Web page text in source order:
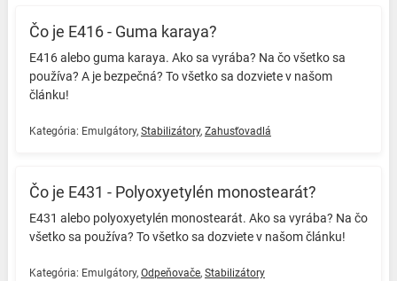
Čo je E416 - Guma karaya?
E416 alebo guma karaya. Ako sa vyrába? Na čo všetko sa
používa? A je bezpečná? To všetko sa dozviete v našom
článku! ️
Kategória: Emulgátory, Stabilizátory, Zahusťovadlá
Čo je E431 - Polyoxyetylén monostearát?
E431 alebo polyoxyetylén monostearát. Ako sa vyrába? Na čo
všetko sa používa? To všetko sa dozviete v našom článku! ️
Kategória: Emulgátory, Odpeňovače, Stabilizátory